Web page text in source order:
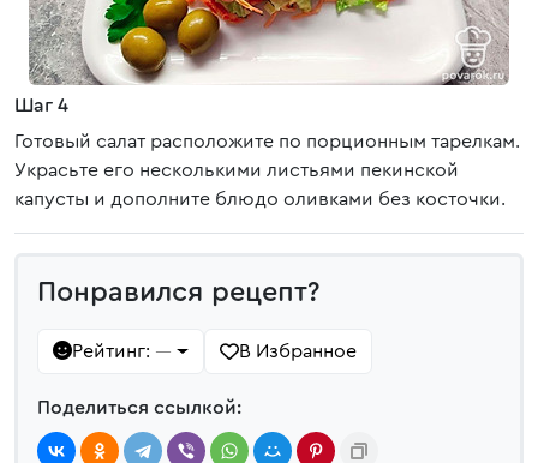
Шаг 4
Готовый салат расположите по порционным тарелкам.
Украсьте его несколькими листьями пекинской
капусты и дополните блюдо оливками без косточки.
Понравился рецепт?
Рейтинг: — В Избранное
Поделиться ссылкой: